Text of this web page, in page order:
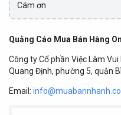
Cám ơn
Quảng Cáo Mua Bán Hàng
Công ty Cổ phần Việc Làm
Quang Định, phường 5, quận
Email: